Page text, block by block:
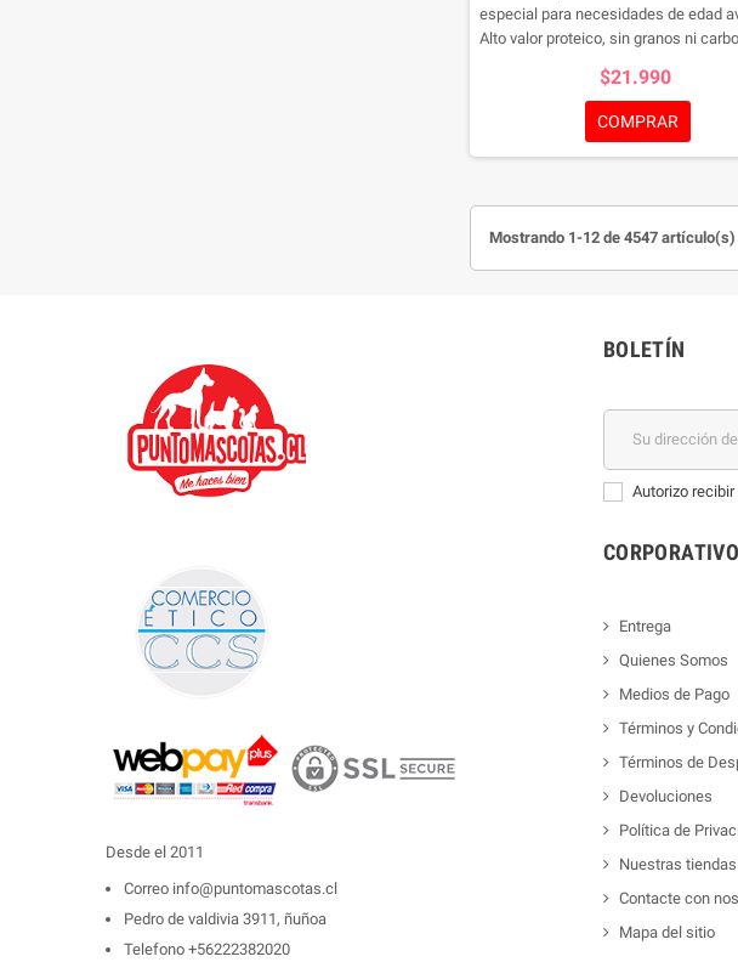
especial para necesidades de edad
Alto valor proteico, sin granos ni
digestión. Refuerza sistema
cognitiva. Croquetas fáciles de
deliciosas.
$21.990
COMPRAR
Mostrando 1-12 de 4547 artículo(s)
Desde el 2011
Correo info@puntomascotas.cl
Pedro de valdivia 3911, ñuñoa
Telefono +56222382020
BOLETÍN
Autorizo
CORPORATIVO
Entrega
Quienes Somos
Medios de Pago
Términos y
Términos de
Devoluciones
Política de
Nuestras tiendas
Contacte con
Mapa del sitio